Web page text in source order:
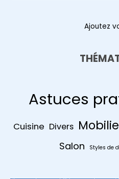
Ajoutez
Astuces
Cuisine Divers
Salon Styles de